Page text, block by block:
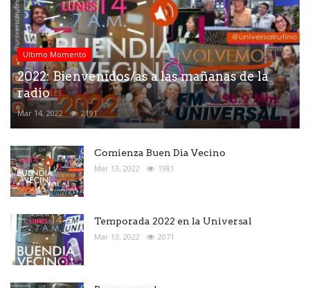
Ultimo Momento
2022: Bienvenidos/as a las mañanas de la
radio
Mar 14, 2022 2191
Comienza Buen Dìa Vecino
Mar 13, 2022 1981
Temporada 2022 en la Universal
Mar 13, 2022 2071